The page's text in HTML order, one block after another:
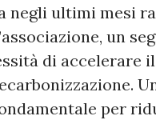
negli ultimi mesi
un
di accelerare
per